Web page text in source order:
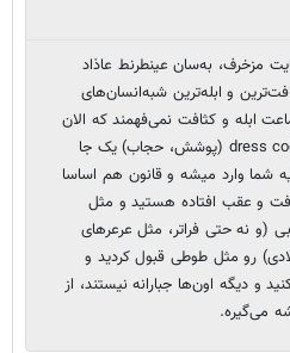
مزخرف، به‌سان عینطرنط عاذاد
و ابله‌ترین شبه‌انسان‌های
ابله و کثافت نمی‌فهمند که الان
اگر شما مثلا در آمریکا، dress code (پوشش، حجاب) یک جا
شما وارد میشه و قانون هم اساسا
و عقب افتاده هستید و مثل
(و نه حتی فراتر، مثل عرعرهای
رو مثل طوطی قبول کردید و
و دیگه اون‌ها جبارانه نیستند، از
می‌گیره.